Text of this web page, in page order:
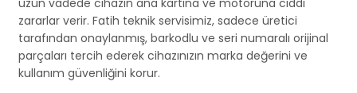
zararlar verir. Fatih teknik servisimiz, sadece üretici
tarafından onaylanmış, barkodlu ve seri numaralı orijinal
parçaları tercih ederek cihazınızın marka değerini ve
kullanım güvenliğini korur.